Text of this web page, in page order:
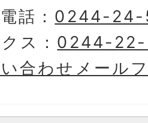
話： 0244-
ス： 0244-
合わせメール